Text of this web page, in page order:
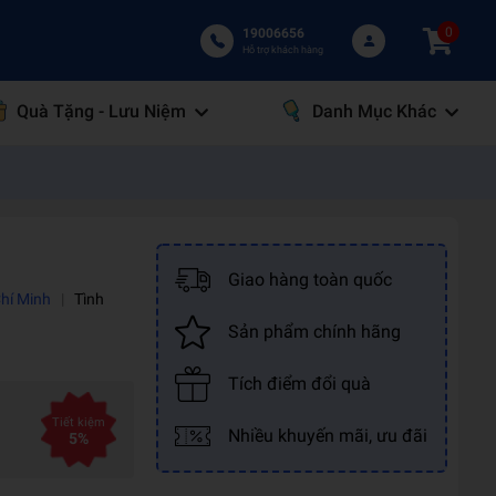
19006656
Hỗ trợ khách hàng
0
Quà Tặng - Lưu Niệm Danh Mục Khác
Minh Tình
Tiết kiệm
5%
Giao hàng toàn quốc
Sản phẩm chính hãng
Tích điểm đổi quà
Nhiều khuyến mãi, ưu đãi